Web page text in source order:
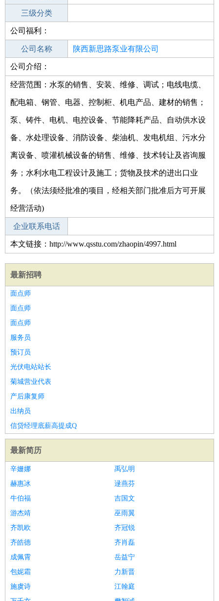
二级分类
三级分类
其他行业
公司福利：
公司名称 陕西新思路泵业有限公司
公司类型
公司介绍：
经营范围：水泵的销售、安装、维修、调试；电线电缆、
配电箱、钢管、电器、控制柜、机电产品、建材的销售；
泵、铸件、电机、电控设备、节能降耗产品、自动供水设
备、水处理设备、消防设备、柴油机、发电机组、污水分
离设备、喷灌机械设备的销售、维修、技术转让及咨询服
务；水利水电工程设计及施工；货物及技术的进出口业
务。（依法须经批准的项目，经相关部门批准后方可开展
经营活动)
企业联系电话
本文链接：http://www.qsstu.com/zhaopin/4997.html
最新招聘
面点师
面点师
面点师
服务员
预订员
光伏电站站长
菊城营业代表
产后康复师
出纳员
信贷经理底薪高提成Q
最新简历
辛姗娜
禹弘明
赫惠冰
逯燕芬
牛伯福
吉国文
游杰靖
巫雨翼
齐凯欧
齐冠锐
齐皓德
齐肖磊
成佩霄
岳益宁
包妮霜
力新晋
施虞诗
江翰庭